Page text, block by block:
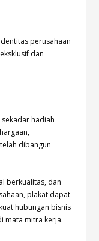
perusahaan
dan
hadiah
dibangun
berkualitas, dan
plakat dapat
hubungan bisnis
mata mitra kerja.